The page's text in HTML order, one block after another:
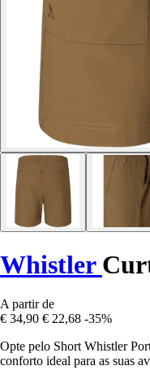
Whistler
A partir de
€ 34,90 € 22,68 -35%
Opte pelo Short Whistler
conforto ideal para as suas